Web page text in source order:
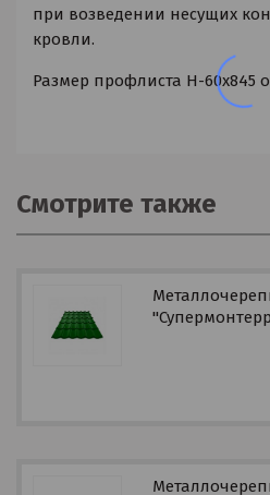
при возведении несущих
кровли.
Размер профлиста H-60x845
Смотрите также